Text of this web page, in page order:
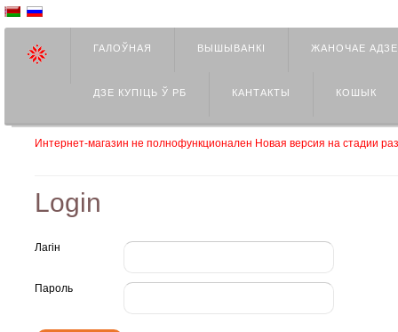
ГАЛОЎНАЯ ВЫШЫВАНКІ ЖАНОЧАЕ
ДЗЕ КУПIЦЬ Ў РБ КАНТАКТЫ КОШЫК
Интернет-магазин не полнофункционален Новая версия на стадии
Login
Лагін
Пароль